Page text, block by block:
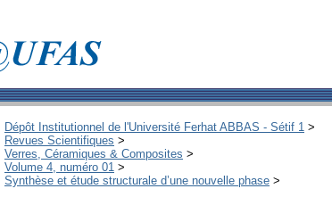
Dépôt Institutionnel de l'Université Ferhat ABBAS - Sétif 1 >
Revues Scientifiques >
Verres, Céramiques & Composites >
Volume 4, numéro 01 >
Synthèse et étude structurale d’une nouvelle phase >